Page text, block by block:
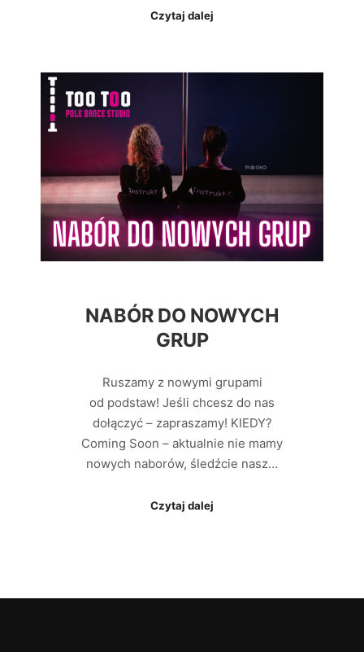
Czytaj dalej
NABÓR DO NOWYCH
GRUP
Ruszamy z nowymi grupami
od podstaw! Jeśli chcesz do nas
dołączyć – zapraszamy! KIEDY?
Coming Soon – aktualnie nie mamy
nowych naborów, śledźcie nasz…
Czytaj dalej